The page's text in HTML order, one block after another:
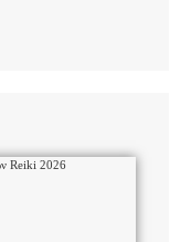
Reiki 2026